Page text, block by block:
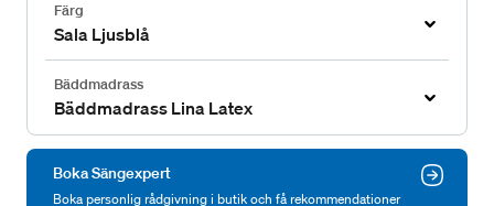
Färg
Sala Ljusblå
Bäddmadrass
Bäddmadrass Lina Latex
Boka Sängexpert
Boka personlig rådgivning i butik och få rekommendationer